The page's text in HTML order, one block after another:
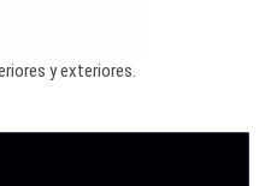
y exteriores.